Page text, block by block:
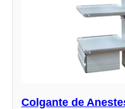
Colgante de